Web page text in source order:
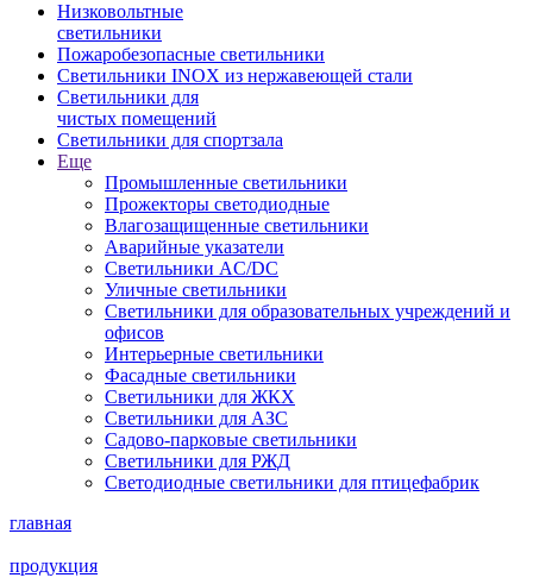
Низковольтные
светильники
Пожаробезопасные светильники
Светильники INOX из нержавеющей стали
Светильники для
чистых помещений
Светильники для спортзала
Еще
Промышленные светильники
Прожекторы светодиодные
Влагозащищенные светильники
Аварийные указатели
Светильники AC/DC
Уличные светильники
Светильники для образовательных учреждений и
офисов
Интерьерные светильники
Фасадные светильники
Светильники для ЖКХ
Светильники для АЗС
Садово-парковые светильники
Светильники для РЖД
Светодиодные светильники для птицефабрик
главная
продукция